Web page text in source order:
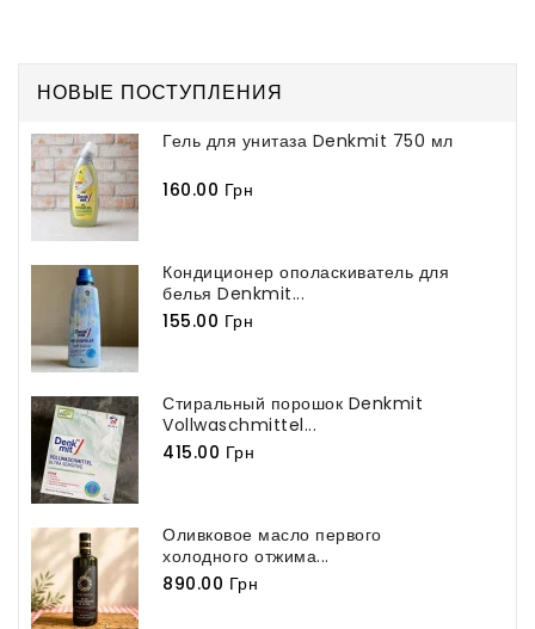
НОВЫЕ ПОСТУПЛЕНИЯ
Гель для унитаза Denkmit 750 мл
160.00 Грн
Кондиционер ополаскиватель для
белья Denkmit...
155.00 Грн
Стиральный порошок Denkmit
Vollwaschmittel...
415.00 Грн
Оливковое масло первого
холодного отжима...
890.00 Грн